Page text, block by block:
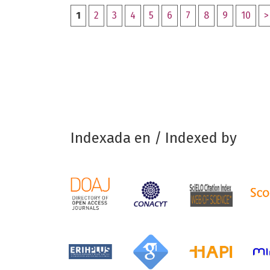
1 2 3 4 5 6 7 8 9 10 >
Indexada en / Indexed by